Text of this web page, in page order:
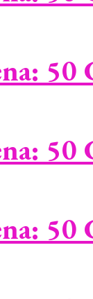
50
50
50